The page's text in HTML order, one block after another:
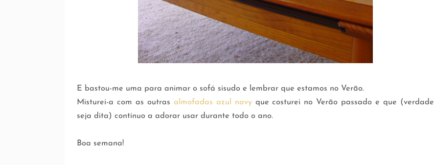
E bastou-me uma para animar o sofá sisudo e lembrar que estamos no Verão.
Misturei-a com as outras almofadas azul navyque costurei no Verão passado e que (verdade
seja dita) continuo a adorar usar durante todo o ano.
Boa semana!